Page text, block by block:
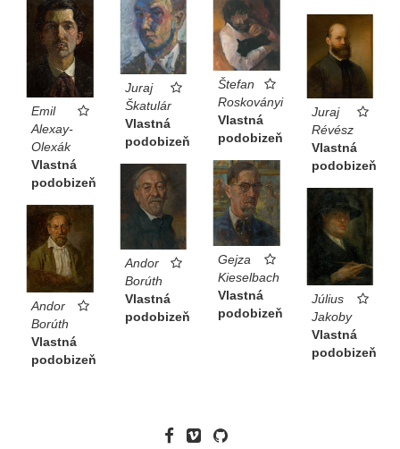
Juraj
Škatulár
Vlastná
podobizeň
Štefan
Roskoványi
Vlastná
podobizeň
Emil
Alexay-
Olexák
Vlastná
podobizeň
Juraj
Révész
Vlastná
podobizeň
Gejza
Kieselbach
Vlastná
podobizeň
Andor
Borúth
Vlastná
podobizeň
Július
Jakoby
Vlastná
podobizeň
Andor
Borúth
Vlastná
podobizeň